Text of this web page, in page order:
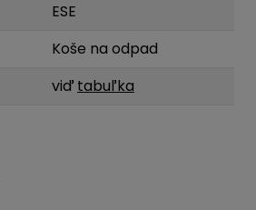
ESE
Koše na odpad
viď tabuľka